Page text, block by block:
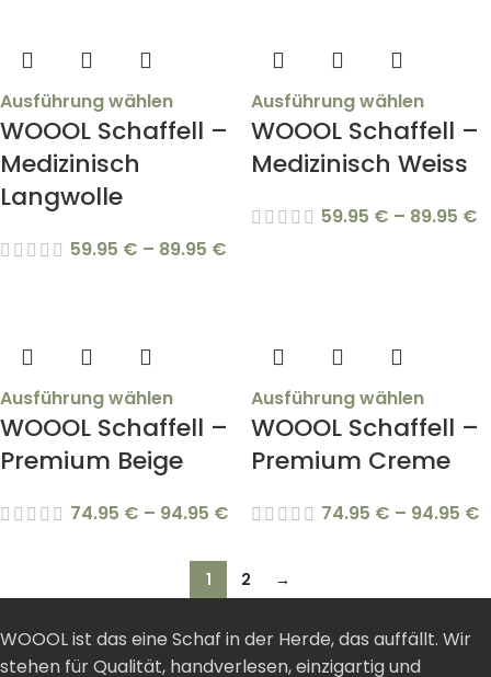
Ausführung wählen
WOOOL Schaffell –
Medizinisch
Langwolle
59.95 € – 89.95 €
Ausführung wählen
WOOOL Schaffell –
Medizinisch Weiss
59.95 € – 89.95 €
Ausführung wählen
WOOOL Schaffell –
Premium Beige
74.95 € – 94.95 €
Ausführung wählen
WOOOL Schaffell –
Premium Creme
74.95 € – 94.95 €
1 2 →
WOOOL ist das eine Schaf in der Herde, das auffällt. Wir
stehen für Qualität, handverlesen, einzigartig und